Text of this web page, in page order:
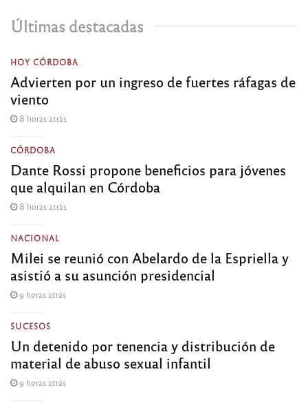
Últimas destacadas
HOY CÓRDOBA
Advierten por un ingreso de fuertes ráfagas de
viento
8 horas atrás
CÓRDOBA
Dante Rossi propone beneficios para jóvenes
que alquilan en Córdoba
8 horas atrás
NACIONAL
Milei se reunió con Abelardo de la Espriella y
asistió a su asunción presidencial
9 horas atrás
SUCESOS
Un detenido por tenencia y distribución de
material de abuso sexual infantil
9 horas atrás